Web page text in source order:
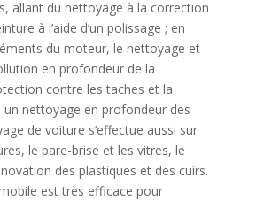
allant du nettoyage à la correction
à l’aide d’un polissage ; en
du moteur, le nettoyage et
en profondeur de la
contre les taches et la
un nettoyage en profondeur des
de voiture s’effectue aussi sur
le pare-brise et les vitres, le
des plastiques et des cuirs.
est très efficace pour